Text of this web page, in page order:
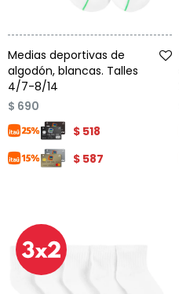
Medias deportivas de
algodón, blancas. Talles
4/7-8/14
$ 690
$ 518
$ 587